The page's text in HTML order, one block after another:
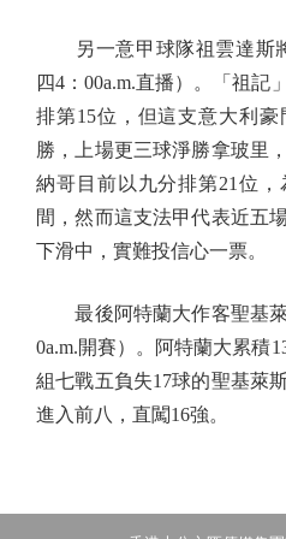
另一意甲球隊祖雲達斯將
四4：00a.m.直播）。「祖記
排第15位，但這支意大利
勝，上場更三球淨勝拿玻里
納哥目前以九分排第21位
間，然而這支法甲代表近五
下滑中，實難投信心一票。
最後阿特蘭大作客聖基萊
0a.m.開賽）。阿特蘭大累積
組七戰五負失17球的聖基萊
進入前八，直闖16強。